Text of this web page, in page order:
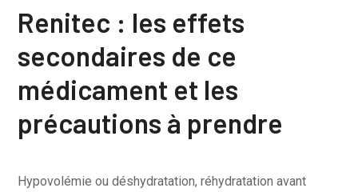
Renitec : les effets
secondaires de ce
médicament et les
précautions à prendre
Hypovolémie ou déshydratation, réhydratation avant